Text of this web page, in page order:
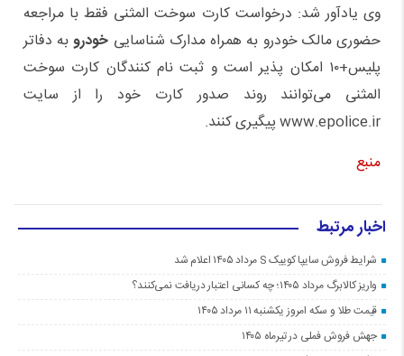
وی یادآور شد: درخواست کارت سوخت المثنی فقط با مراجعه
حضوری مالک خودرو به‌ همراه مدارک شناسایی خودروبه دفاتر
پلیس+۱۰ امکان پذیر است و ثبت نام کنندگان کارت سوخت
المثنی می‌توانند روند صدور کارت خود را از سایت
www.epolice.ir پیگیری کنند.
منبع
اخبار مرتبط
شرایط فروش سایپا کوییک S مرداد ۱۴۰۵ اعلام شد
واریز کالابرگ مرداد ۱۴۰۵؛ چه کسانی اعتبار دریافت نمی‌کنند؟
قیمت طلا و سکه امروز یکشنبه ۱۱ مرداد ۱۴۰۵
جهش فروش فملی در تیرماه ۱۴۰۵